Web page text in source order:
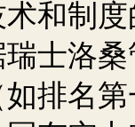
和制
士洛
如排名